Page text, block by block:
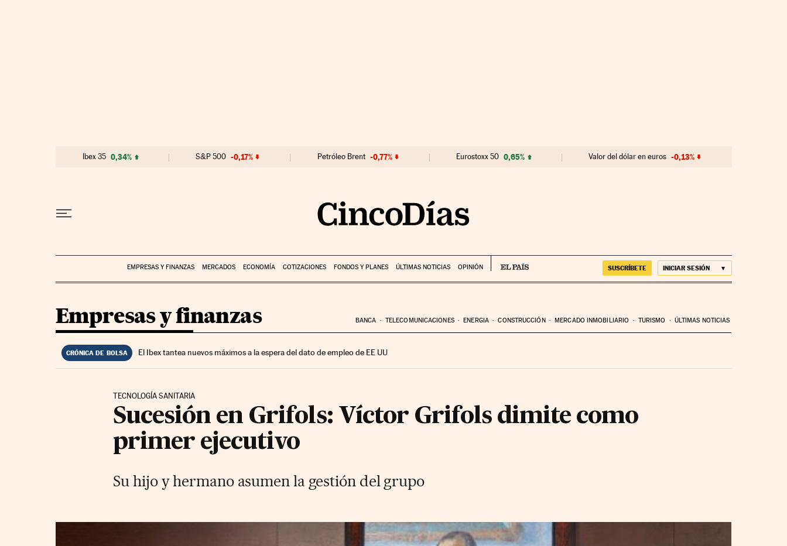
Ibex 35 0,34% S&P 500 -0,17% Petróleo Brent -0,77% Eurostoxx 50 0,65% Valor del dólar en euros -0,13%
EMPRESAS Y FINANZAS MERCADOS ECONOMÍA COTIZACIONES FONDOS Y PLANES ÚLTIMAS NOTICIAS OPINIÓN SUSCRÍBETE INICIAR SESIÓN
Empresas y finanzas BANCA TELECOMUNICACIONES ENERGIA CONSTRUCCIÓN MERCADO INMOBILIARIO TURISMO ÚLTIMAS NOTICIAS
CRÓNICA DE BOLSA El Ibex tantea nuevos máximos a la espera del dato de empleo de EE UU
TECNOLOGÍA SANITARIA
Sucesión en Grifols: Víctor Grifols dimite como
primer ejecutivo
Su hijo y hermano asumen la gestión del grupo